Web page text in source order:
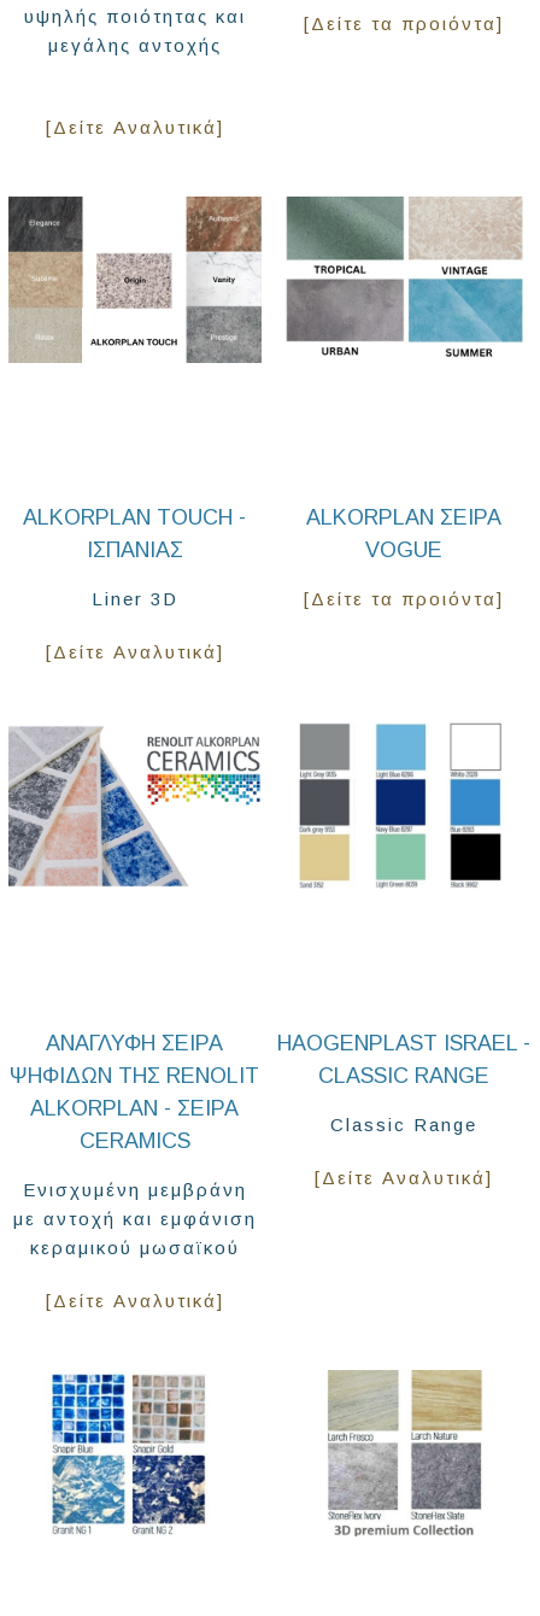
υψηλής ποιότητας και
μεγάλης αντοχής
[Δείτε Αναλυτικά]
[Δείτε τα προιόντα]
ALKORPLAN TOUCH -
ΙΣΠΑΝΊΑΣ
Liner 3D
[Δείτε Αναλυτικά]
ALKORPLAN ΣΕΙΡΑ
VOGUE
[Δείτε τα προιόντα]
ΑΝΆΓΛΥΦΗ ΣΕΙΡΆ
ΨΗΦΊΔΩΝ ΤΗΣ RENOLIT
ALKORPLAN - ΣΕΙΡΆ
CERAMICS
Ενισχυμένη μεμβράνη
με αντοχή και εμφάνιση
κεραμικού μωσαϊκού
[Δείτε Αναλυτικά]
HAOGENPLAST ISRAEL -
CLASSIC RANGE
Classic Range
[Δείτε Αναλυτικά]